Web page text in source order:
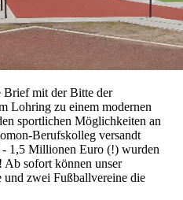
Brief mit der Bitte der
Lohring zu einem modernen
sportlichen Möglichkeiten an
Berufskolleg versandt
1,5 Millionen Euro (!) wurden
Ab sofort können unser
zwei Fußballvereine die